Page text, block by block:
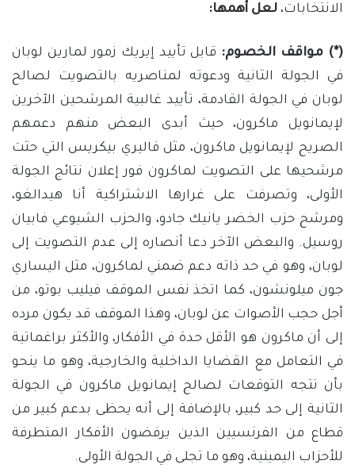
الانتخابات، لعل أهمها:
(*) مواقف الخصوم: قابل تأييد إيريك زمور لمارين لوبان
في الجولة الثانية ودعوته لمناصريه بالتصويت لصالح
لوبان في الجولة القادمة، تأييد غالبية المرشحين الآخرين
لإيمانويل ماكرون، حيث أبدى البعض منهم دعمهم
الصريح لإيمانويل ماكرون، مثل فاليري بيكريس التي حثت
مرشحيها على التصويت لماكرون فور إعلان نتائج الجولة
الأولى، وتصرفت على غرارها الاشتراكية أنا هيدالغو،
ومرشح حزب الخضر يانيك جادو، والحزب الشيوعي فابيان
روسيل. والبعض الآخر دعا أنصاره إلى عدم التصويت إلى
لوبان، وهو في حد ذاته دعم ضمني لماكرون، مثل اليساري
جون ميلونشون، كما اتخذ نفس الموقف فيليب بوتو، من
أجل حجب الأصوات عن لوبان، وهذا الموقف قد يكون مرده
إلى أن ماكرون هو الأقل حدة في الأفكار، والأكثر براغماتية
في التعامل مع القضايا الداخلية والخارجية، وهو ما ينحو
بأن تتجه التوقعات لصالح إيمانويل ماكرون في الجولة
الثانية إلى حد كبير، بالإضافة إلى أنه يحظى بدعم كبير من
قطاع من الفرنسيين الذين يرفضون الأفكار المتطرفة
للأحزاب اليمينية، وهو ما تجلى في الجولة الأولى.